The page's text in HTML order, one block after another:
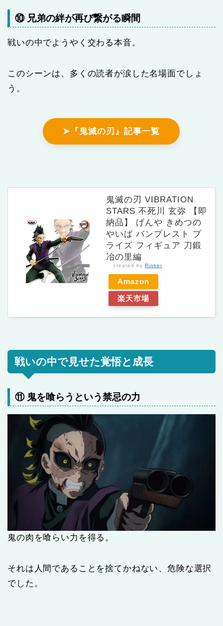
⑩ 兄弟の絆が再び繋がる瞬間
戦いの中でようやく交わる本音。
このシーンは、多くの読者が涙した名場面でしょ
う。
➤『鬼滅の刃』記事一覧
鬼滅の刃 VIBRATION
STARS 不死川 玄弥 【即
納品】 げんや きめつの
やいば バンプレスト プ
ライズ フィギュア 刀鍛
冶の里編
created by Rinker
Amazon
楽天市場
戦いの中で見せた覚悟と成長
⑪ 鬼を喰らうという禁忌の力
鬼の肉を喰らい力を得る。
それは人間であることを捨てかねない、危険な選択
でした。